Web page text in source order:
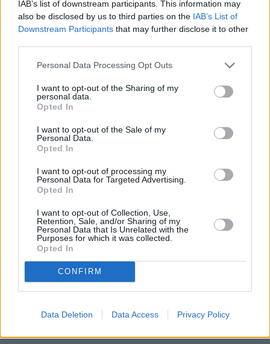
IAB’s list of downstream participants. This information may
also be disclosed by us to third parties on the IAB’s List of
Downstream Participants that may further disclose it to other
Personal Data Processing Opt Outs
I want to opt-out of the Sharing of my
personal data.
Opted In
I want to opt-out of the Sale of my
Personal Data.
Opted In
I want to opt-out of processing my
Personal Data for Targeted Advertising.
Opted In
I want to opt-out of Collection, Use,
Retention, Sale, and/or Sharing of my
Personal Data that Is Unrelated with the
Purposes for which it was collected.
Opted In
CONFIRM
Data Deletion Data Access Privacy Policy